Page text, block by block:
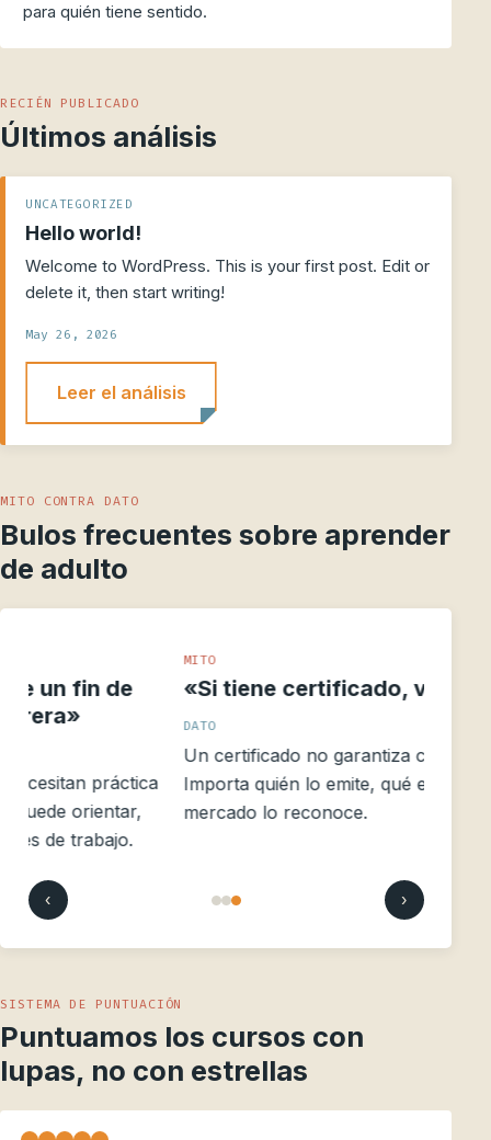
para quién tiene sentido.
RECIÉN PUBLICADO
Últimos análisis
UNCATEGORIZED
Hello world!
Welcome to WordPress. This is your first post. Edit or
delete it, then start writing!
May 26, 2026
Leer el análisis
MITO CONTRA DATO
Bulos frecuentes sobre aprender
de adulto
«Si tiene certificado, vale la pena»
DATO
Un certificado no garantiza calidad ni empleo.
Importa quién lo emite, qué evalúa y si el
mercado lo reconoce.
‹ ›
SISTEMA DE PUNTUACIÓN
Puntuamos los cursos con
lupas, no con estrellas